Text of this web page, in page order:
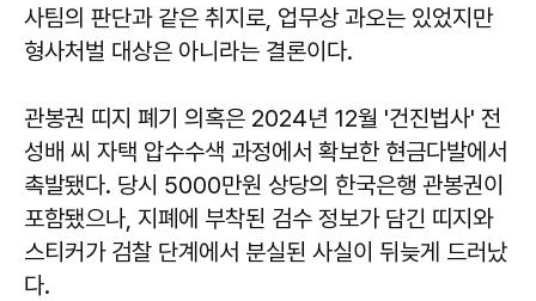
사팀의 판단과 같은 취지로, 업무상 과오는 있었지만
형사처벌 대상은 아니라는 결론이다.
관봉권 띠지 폐기 의혹은 2024년 12월 '건진법사' 전
성배 씨 자택 압수수색 과정에서 확보한 현금다발에서
촉발됐다. 당시 5000만원 상당의 한국은행 관봉권이
포함됐으나, 지폐에 부착된 검수 정보가 담긴 띠지와
스티커가 검찰 단계에서 분실된 사실이 뒤늦게 드러났
다.